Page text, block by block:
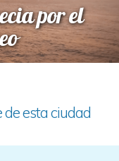
por el
esta ciudad